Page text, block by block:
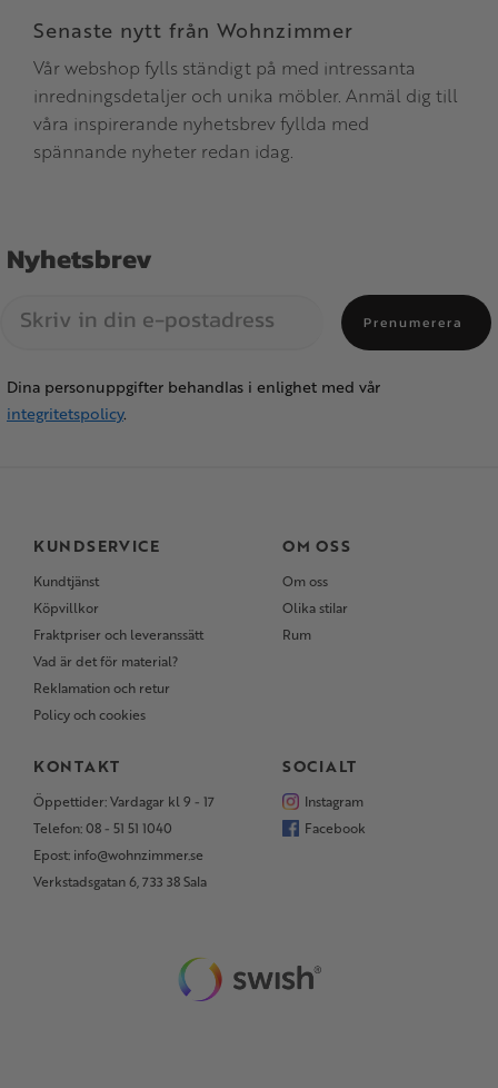
Senaste nytt från Wohnzimmer
Vår webshop fylls ständigt på med intressanta
inredningsdetaljer och unika möbler. Anmäl dig till
våra inspirerande nyhetsbrev fyllda med
spännande nyheter redan idag.
Nyhetsbrev
Prenumerera
Dina personuppgifter behandlas i enlighet med vår
integritetspolicy.
KUNDSERVICE
Kundtjänst
Köpvillkor
Fraktpriser och leveranssätt
Vad är det för material?
Reklamation och retur
Policy och cookies
OM OSS
Om oss
Olika stilar
Rum
KONTAKT
Öppettider: Vardagar kl 9 - 17
Telefon: 08 - 51 51 1040
Epost: info@wohnzimmer.se
Verkstadsgatan 6, 733 38 Sala
SOCIALT
Instagram
Facebook